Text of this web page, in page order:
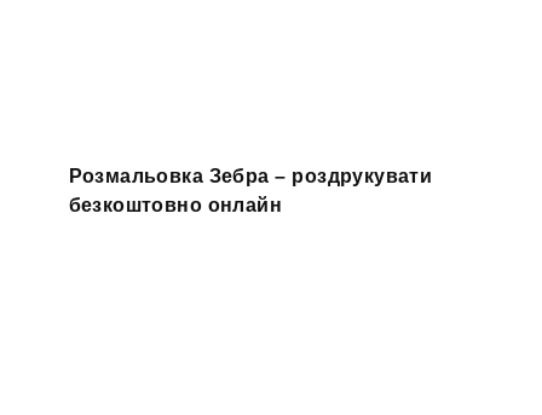
Розмальовка Зебра – роздрукувати
безкоштовно онлайн